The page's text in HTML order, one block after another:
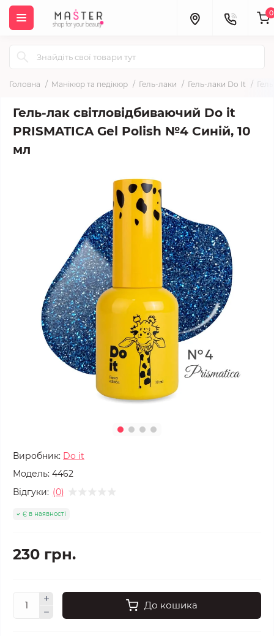
0
Головна Манікюр та педікюр Гель-лаки Гель-лаки Do It
Гель-лак світловідбиваючий Do it
PRISMATICA Gel Polish №4 Синій, 10
мл
Виробник: Do it
Модель: 4462
Відгуки: (0)
Є в наявності
230 грн.
До кошика